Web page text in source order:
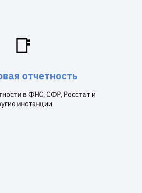
📑
отчетность
в ФНС, СФР, Росстат и
инстанции